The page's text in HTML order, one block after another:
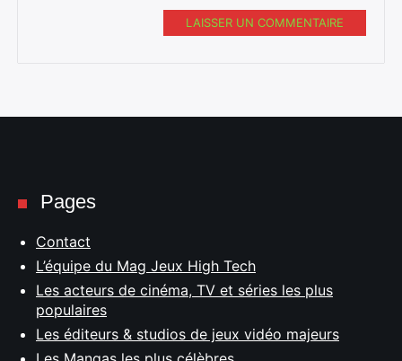
LAISSER UN COMMENTAIRE
Pages
Contact
L’équipe du Mag Jeux High Tech
Les acteurs de cinéma, TV et séries les plus
populaires
Les éditeurs & studios de jeux vidéo majeurs